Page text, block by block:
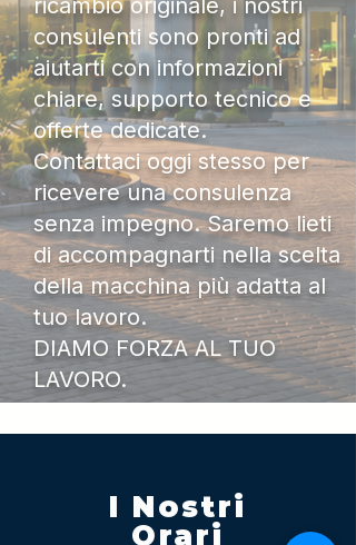
ricambio originale, i nostri
consulenti sono pronti ad
aiutarti con informazioni
chiare, supporto tecnico e
offerte dedicate.
Contattaci oggi stesso per
ricevere una consulenza
senza impegno. Saremo lieti
di accompagnarti nella scelta
della macchina più adatta al
tuo lavoro.
DIAMO FORZA AL TUO
LAVORO.
I Nostri
Orari